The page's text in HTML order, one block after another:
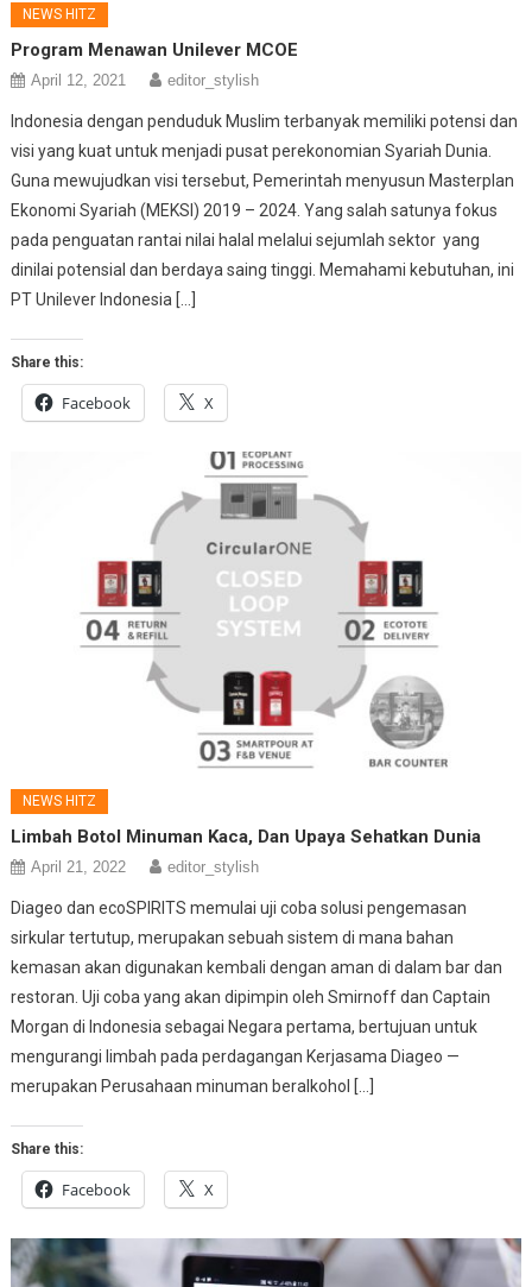
NEWS HITZ
Program Menawan Unilever MCOE
April 12, 2021 editor_stylish
Indonesia dengan penduduk Muslim terbanyak memiliki potensi dan
visi yang kuat untuk menjadi pusat perekonomian Syariah Dunia.
Guna mewujudkan visi tersebut, Pemerintah menyusun Masterplan
Ekonomi Syariah (MEKSI) 2019 – 2024. Yang salah satunya fokus
pada penguatan rantai nilai halal melalui sejumlah sektor yang
dinilai potensial dan berdaya saing tinggi. Memahami kebutuhan, ini
PT Unilever Indonesia […]
Share this:
Facebook X
NEWS HITZ
Limbah Botol Minuman Kaca, Dan Upaya Sehatkan Dunia
April 21, 2022 editor_stylish
Diageo dan ecoSPIRITS memulai uji coba solusi pengemasan
sirkular tertutup, merupakan sebuah sistem di mana bahan
kemasan akan digunakan kembali dengan aman di dalam bar dan
restoran. Uji coba yang akan dipimpin oleh Smirnoff dan Captain
Morgan di Indonesia sebagai Negara pertama, bertujuan untuk
mengurangi limbah pada perdagangan Kerjasama Diageo —
merupakan Perusahaan minuman beralkohol […]
Share this:
Facebook X